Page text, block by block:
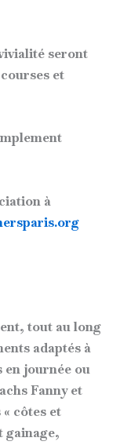
seront
et
à
tout au long
adaptés à
en journée ou
Fanny et
côtes et
gainage,